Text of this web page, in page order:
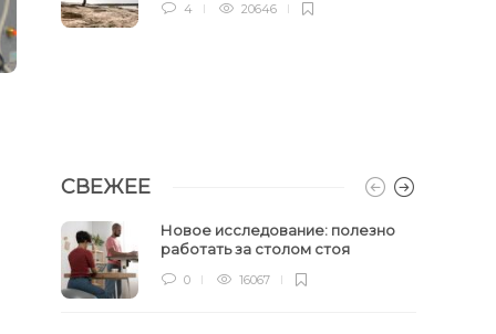
4 20646
СВЕЖЕЕ
Новое исследование: полезно
работать за столом стоя
0 16067